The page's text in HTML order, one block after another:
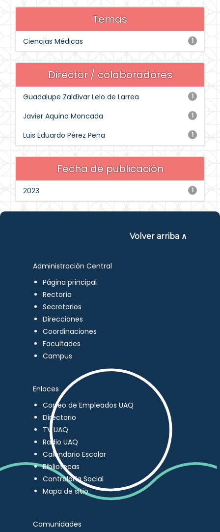
Temas
1
Ciencias Médicas
Director / colaboradores
1
Guadalupe Zaldívar Lelo de Larrea
1
Javier Aquino Moncada
1
Luis Eduardo Pérez Peña
Fecha de publicación
1
2023
Volver arriba ∧
Administración Central
Página principal
Rectoría
Secretarios
Direcciones
Coordinaciones
Facultades
Campus
Enlaces
Correo de Empleados UAQ
Directorio
TV UAQ
Radio UAQ
Calendario Escolar
Bibliotecas
Contraloría Social
Mapa de sitio
Comunidades